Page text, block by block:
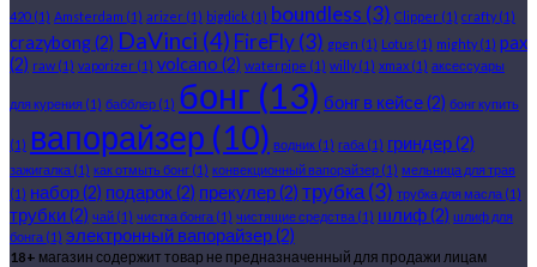
420 (1) Amsterdam (1) arizer (1) bigdick (1) boundless (3) Clipper (1) crafty(1)
crazybong(2) DaVinci (4) FireFly(3) gpen (1) Lotus (1) mighty(1) pax
(2) raw (1) vaporizer (1) volcano (2) waterpipe (1) willy(1) xmax (1) аксессуары
для курения (1) бабблер (1) бонг (13) бонг в кейсе(2) бонг купить
(1) вапорайзер (10) водник (1) габа (1) гриндер(2)
зажигалка (1) как отмыть бонг (1) конвекционный вапорайзер (1) мельница для трав
(1) набор(2) подарок(2) прекулер(2) трубка(3) трубка для масла (1)
трубки(2) чай (1) чистка бонга (1) чистящие средства (1) шлиф(2) шлиф для
бонга (1) электронный вапорайзер(2)
18+ магазин содержит товар не предназначенный для продажи лицам